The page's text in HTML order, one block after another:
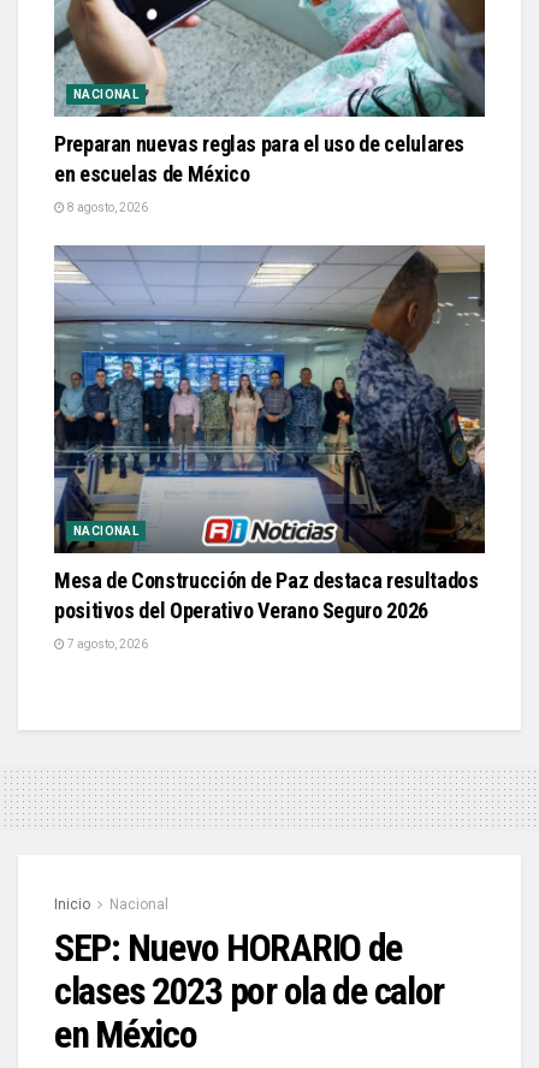
NACIONAL
Preparan nuevas reglas para el uso de celulares
en escuelas de México
8 agosto, 2026
NACIONAL
Mesa de Construcción de Paz destaca resultados
positivos del Operativo Verano Seguro 2026
7 agosto, 2026
Inicio Nacional
SEP: Nuevo HORARIO de
clases 2023 por ola de calor
en México